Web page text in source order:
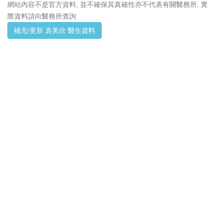
網站內容不是官方資料, 並不確保其真確性亦不代表有關醫務所, 實
際資料請向醫務所查詢
補充/更新 袁美欣 醫生資料